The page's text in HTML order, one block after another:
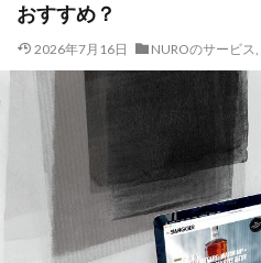
おすすめ？
2026年7月16日 NUROのサービス,